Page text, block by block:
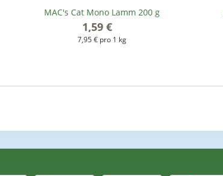
MAC's Cat Mono Lamm 200 g
1,59 €
7,95 € pro 1 kg